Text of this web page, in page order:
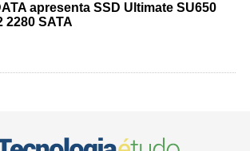
apresenta SSD Ultimate SU650
2280 SATA